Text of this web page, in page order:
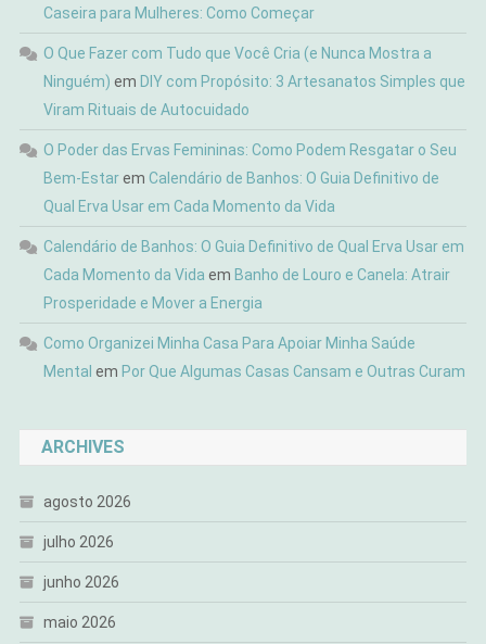
Caseira para Mulheres: Como Começar
O Que Fazer com Tudo que Você Cria (e Nunca Mostra a
Ninguém) em DIY com Propósito: 3 Artesanatos Simples que
Viram Rituais de Autocuidado
O Poder das Ervas Femininas: Como Podem Resgatar o Seu
Bem-Estarem Calendário de Banhos: O Guia Definitivo de
Qual Erva Usar em Cada Momento da Vida
Calendário de Banhos: O Guia Definitivo de Qual Erva Usar em
Cada Momento da Vida em Banho de Louro e Canela: Atrair
Prosperidade e Mover a Energia
Como Organizei Minha Casa Para Apoiar Minha Saúde
Mental em Por Que Algumas Casas Cansam e Outras Curam
ARCHIVES
agosto 2026
julho 2026
junho 2026
maio 2026